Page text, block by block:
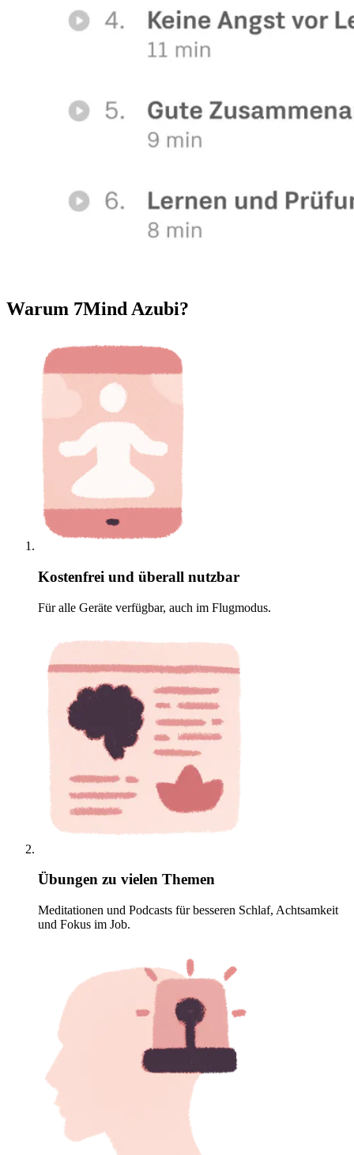
Warum 7Mind Azubi?
Kostenfrei und überall nutzbar
Für alle Geräte verfügbar, auch im Flugmodus.
Übungen zu vielen Themen
Meditationen und Podcasts für besseren Schlaf, Achtsamkeit
und Fokus im Job.